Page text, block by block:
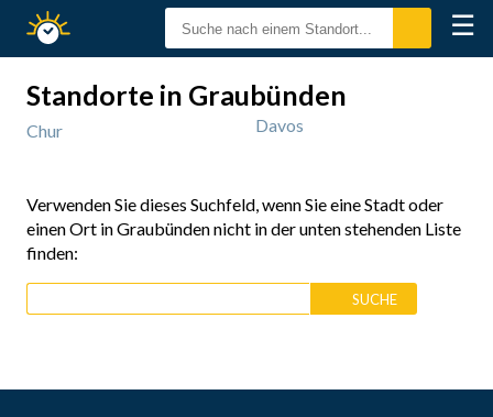
Sonnenzeiten ☰
Standorte in Graubünden
Chur Davos
Verwenden Sie dieses Suchfeld, wenn Sie eine Stadt oder
einen Ort in Graubünden nicht in der unten stehenden Liste
finden: